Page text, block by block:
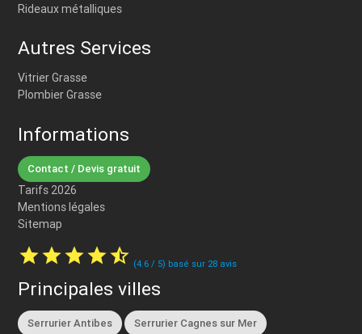
Rideaux métalliques
Autres Services
Vitrier Grasse
Plombier Grasse
Informations
Contact / Devis gratuit
Tarifs 2026
Mentions légales
Sitemap
starstarstarstarstar_half (4.6 / 5) basé sur 28 avis
Principales villes
Serrurier Antibes Serrurier Cagnes sur Mer